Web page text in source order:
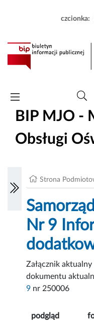
czcionka:
BIP MJO -
Obsługi
Strona
Nr 9
Załącznik
dokumentu
9 nr 250006
podgląd